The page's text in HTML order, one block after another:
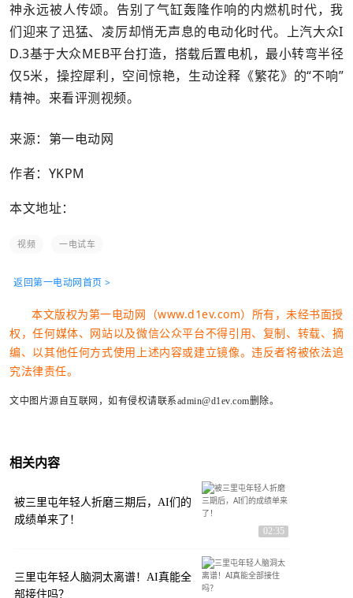
神永远被人传颂。告别了气缸轰隆作响的内燃机时代，我
们迎来了迅猛、凌厉却悄无声息的电动化时代。上汽大众I
D.3基于大众MEB平台打造，搭载后置电机，最小转弯半径
仅5米，操控犀利，空间惊艳，生动诠释《繁花》的“不响”
精神。来看评测视频。
来源：第一电动网
作者：YKPM
本文地址：
视频 一电试车
返回第一电动网首页 >
本文版权为第一电动网（www.d1ev.com）所有，未经书面授
权，任何媒体、网站以及微信公众平台不得引用、复制、转载、摘
编、以其他任何方式使用上述内容或建立镜像。违反者将被依法追
究法律责任。
文中图片源自互联网，如有侵权请联系admin@d1ev.com删除。
相关内容
被三里屯年轻人折磨三期后，AI们的
成绩单来了！
02:35
三里屯年轻人脑洞太离谱！AI真能全
部接住吗？